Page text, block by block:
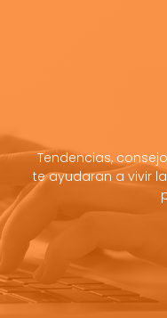
Tendencias,
te ayudaran a vivir